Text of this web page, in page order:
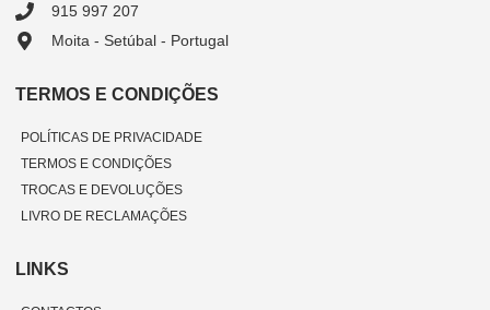
915 997 207
Moita - Setúbal - Portugal
TERMOS E CONDIÇÕES
POLÍTICAS DE PRIVACIDADE
TERMOS E CONDIÇÕES
TROCAS E DEVOLUÇÕES
LIVRO DE RECLAMAÇÕES
LINKS